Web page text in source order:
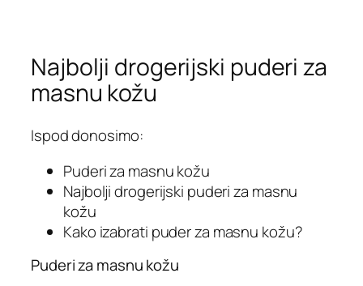
Najbolji drogerijski puderi za
masnu kožu
Ispod donosimo:
Puderi za masnu kožu
Najbolji drogerijski puderi za masnu
kožu
Kako izabrati puder za masnu kožu?
Puderi za masnu kožu